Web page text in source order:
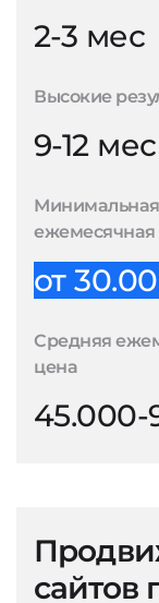
2-3 мес
Высокие
9-12 мес
Минимальная
ежемесячная
от
Средняя
цена
45.000-
сайтов